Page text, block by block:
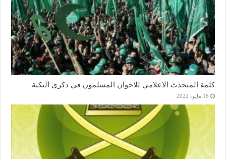
كلمة المتحدث الاعلامي للاخوان المسلمون في ذكرى النكبة
16 مايو، 2022